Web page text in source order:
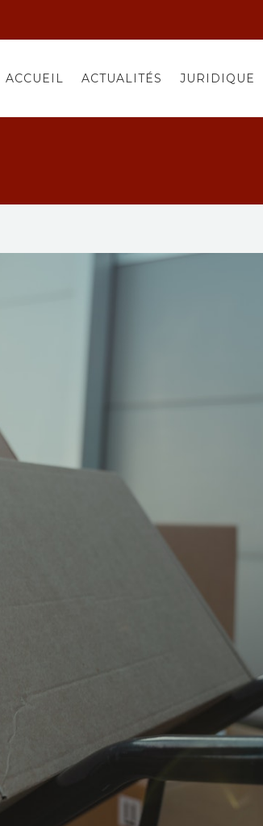
ACCUEIL ACTUALITÉS JURIDIQUE